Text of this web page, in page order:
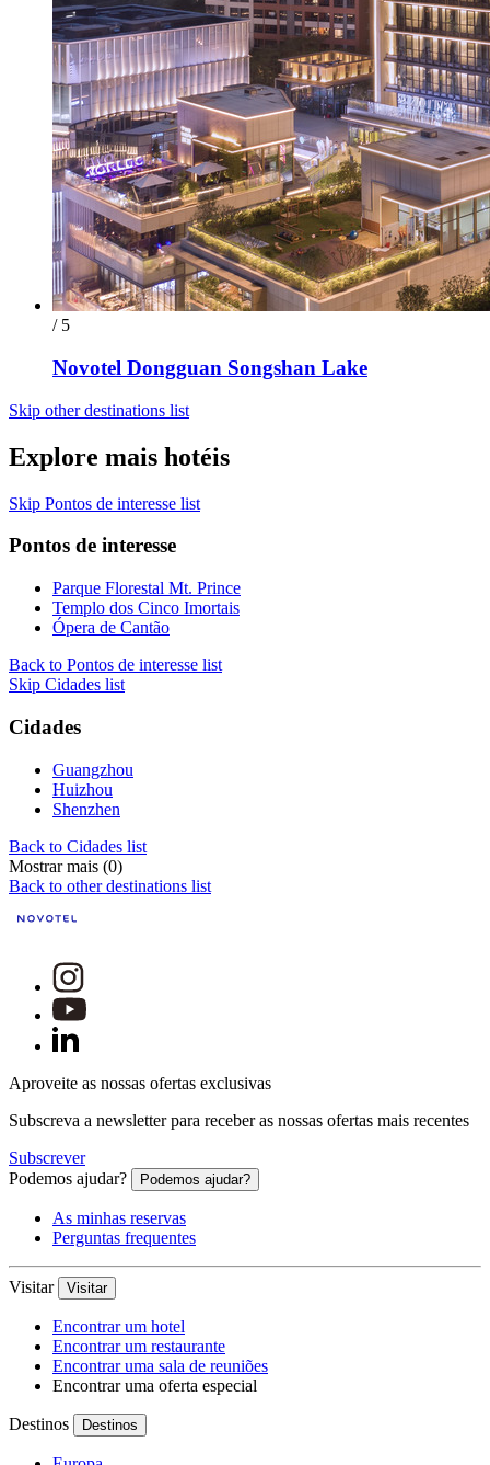
/ 5
Novotel Dongguan Songshan Lake
Skip other destinations list
Explore mais hotéis
Skip Pontos de interesse list
Pontos de interesse
Parque Florestal Mt. Prince
Templo dos Cinco Imortais
Ópera de Cantão
Back to Pontos de interesse list
Skip Cidades list
Cidades
Guangzhou
Huizhou
Shenzhen
Back to Cidades list
Mostrar mais (0)
Back to other destinations list
Aproveite as nossas ofertas exclusivas
Subscreva a newsletter para receber as nossas ofertas mais recentes
Subscrever
Podemos ajudar?
Podemos ajudar?
As minhas reservas
Perguntas frequentes
Visitar Visitar
Encontrar um hotel
Encontrar um restaurante
Encontrar uma sala de reuniões
Encontrar uma oferta especial
Destinos Destinos